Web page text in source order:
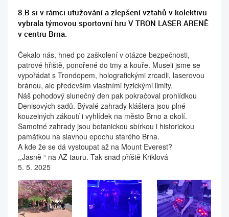
8.B si v rámci utužování a zlepšení vztahů v kolektivu
vybrala týmovou sportovní hru V TRON LASER ARENĚ
v centru Brna.
Čekalo nás, hned po zaškolení v otázce bezpečnosti,
patrové hřiště, ponořené do tmy a kouře. Museli jsme se
vypořádat s Trondopem, holografickými zrcadli, laserovou
bránou, ale především vlastními fyzickými limity.
Náš pohodový slunečný den pak pokračoval prohlídkou
Denisových sadů. Bývalé zahrady kláštera jsou plné
kouzelných zákoutí i vyhlídek na město Brno a okolí.
Samotné zahrady jsou botanickou sbírkou i historickou
památkou na slavnou epochu starého Brna.
A kde že se dá vystoupat až na Mount Everest?
,,Jasně “ na AZ tauru. Tak snad příště Kriklová
5. 5. 2025